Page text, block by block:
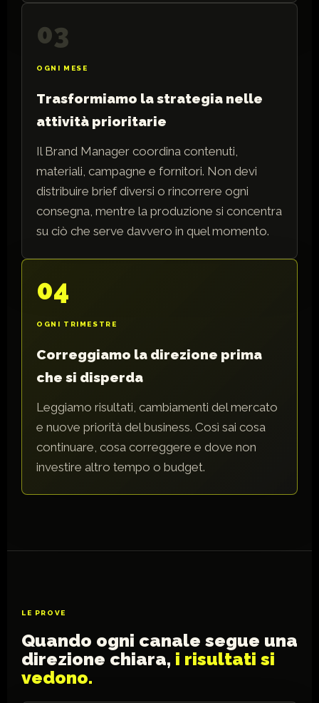
03
OGNI MESE
Trasformiamo la strategia nelle
attività prioritarie
Il Brand Manager coordina contenuti,
materiali, campagne e fornitori. Non devi
distribuire brief diversi o rincorrere ogni
consegna, mentre la produzione si concentra
su ciò che serve davvero in quel momento.
04
OGNI TRIMESTRE
Correggiamo la direzione prima
che si disperda
Leggiamo risultati, cambiamenti del mercato
e nuove priorità del business. Così sai cosa
continuare, cosa correggere e dove non
investire altro tempo o budget.
LE PROVE
Quando ogni canale segue una
direzione chiara, i risultati si
vedono.